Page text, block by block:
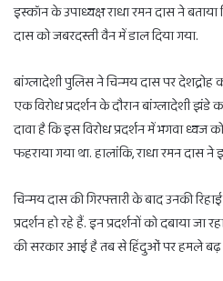
इस्कॉन के उपाध्यक्ष राधा रमन दास ने
दास को जबरदस्ती वैन में डाल दिया गया.
बांग्लादेशी पुलिस ने चिन्मय दास पर
एक विरोध प्रदर्शन के दौरान बांग्लादेशी
दावा है कि इस विरोध प्रदर्शन में भगवा ध्वज
फहराया गया था. हालांकि, राधा रमन दास
चिन्मय दास की गिरफ्तारी के बाद उनकी
प्रदर्शन हो रहे हैं. इन प्रदर्शनों को दबाया
की सरकार आई है तब से हिंदुओं पर हमले